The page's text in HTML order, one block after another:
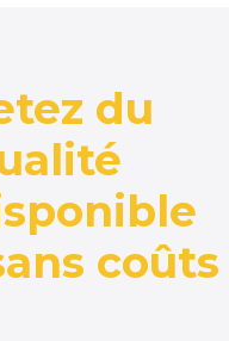
du
coûts